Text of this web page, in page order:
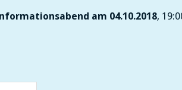
am 04.10.2018,